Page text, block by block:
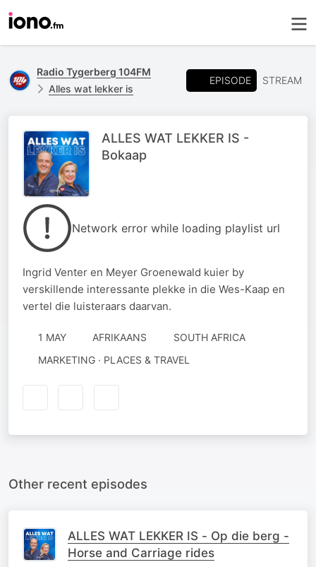
Radio Tygerberg 104FM
Alles wat lekker is
EPISODE STREAM
ALLES WAT LEKKER IS -
Bokaap
Network error while loading playlist url
Ingrid Venter en Meyer Groenewald kuier by
verskillende interessante plekke in die Wes-Kaap en
vertel die luisteraars daarvan.
1 MAY AFRIKAANS
SOUTH AFRICA
MARKETING · PLACES & TRAVEL
Other recent episodes
ALLES WAT LEKKER IS - Op die berg -
Horse and Carriage rides